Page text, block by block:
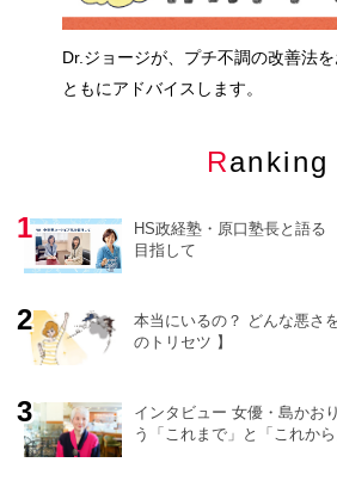
Dr.ジョージが、プチ不調の改善法
ともにアドバイスします。
Ranking
HS政経塾・原口塾長と語
目指して
本当にいるの？ どんな悪さ
のトリセツ 】
インタビュー 女優・島かお
う「これまで」と「これから